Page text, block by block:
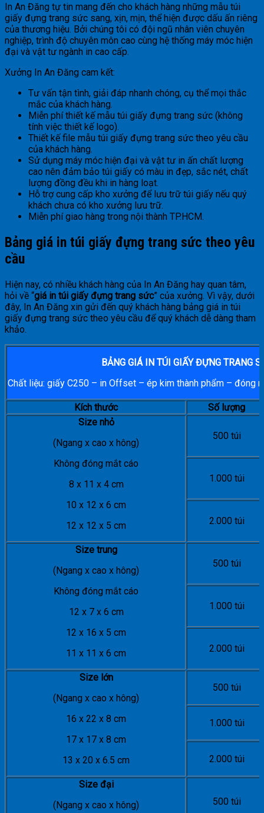
In An Đăng tự tin mang đến cho khách hàng những mẫu túi
giấy đựng trang sức sang, xịn, mịn, thể hiện được dấu ấn riêng
của thương hiệu. Bởi chúng tôi có đội ngũ nhân viên chuyên
nghiệp, trình độ chuyên môn cao cùng hệ thống máy móc hiện
đại và vật tư ngành in cao cấp.
Xưởng In An Đăng cam kết:
Tư vấn tận tình, giải đáp nhanh chóng, cụ thể mọi thắc
mắc của khách hàng.
Miễn phí thiết kế mẫu túi giấy đựng trang sức (không
tính việc thiết kế logo).
Thiết kế file mẫu túi giấy đựng trang sức theo yêu cầu
của khách hàng.
Sử dụng máy móc hiện đại và vật tư in ấn chất lượng
cao nên đảm bảo túi giấy có màu in đẹp, sắc nét, chất
lượng đồng đều khi in hàng loạt.
Hỗ trợ cung cấp kho xưởng để lưu trữ túi giấy nếu quý
khách chưa có kho xưởng lưu trữ.
Miễn phí giao hàng trong nội thành TP.HCM.
Bảng giá in túi giấy đựng trang sức theo yêu
cầu
Hiện nay, có nhiều khách hàng của In An Đăng hay quan tâm,
hỏi về “giá in túi giấy đựng trang sức” của xưởng. Vì vậy, dưới
đây, In An Đăng xin gửi đến quý khách hàng bảng giá in túi
giấy đựng trang sức theo yêu cầu để quý khách dễ dàng tham
khảo.
BẢNG GIÁ IN TÚI GIẤY ĐỰNG TRANG
Chất liệu: giấy C250 – in Offset – ép kim thành phẩm – đóng
Kích thước
Số lượng
Size nhỏ
(Ngang x cao x hông)
Không đóng mắt cáo
8 x 11 x 4 cm
10 x 12 x 6 cm
12 x 12 x 5 cm
500 túi
1.000 túi
2.000 túi
Size trung
(Ngang x cao x hông)
Không đóng mắt cáo
12 x 7 x 6 cm
12 x 16 x 5 cm
11 x 11 x 6 cm
500 túi
1.000 túi
2.000 túi
Size lớn
(Ngang x cao x hông)
16 x 22 x 8 cm
17 x 17 x 8 cm
13 x 20 x 6.5 cm
500 túi
1.000 túi
2.000 túi
Size đại
(Ngang x cao x hông)
500 túi